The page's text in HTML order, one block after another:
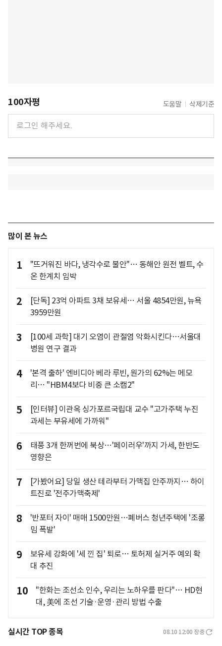
100자평 도움말 삭제기준
많이 본 뉴스
1
"뜨거워진 바다, 냉각수로 불안"… 동해안 원전 벨트, 수
온 한계치 임박
2
[단독] 23억 아파트 3채 보유세… 서울 4854만원, 뉴욕
3959만원
3
[100세 과학] 대기 오염이 관절염 악화시킨다…서울대
병원 연구 결과
4
'본격 출하' 엔비디아 베라 루빈, 원가의 62%는 메모
리… "HBM4보다 비중 큰 소캠2"
5
[인터뷰] 이관옥 싱가포르국립대 교수 "고가주택 누진
과세는 부유세에 가까워"
6
태풍 3개 한꺼번에 북상…'페이러우'까지 가세, 한반도
영향은
7
[가봤어요] 당일 생산 테라부터 가맥집 안주까지… 하이
트진로 '전주가맥축제'
8
'반포터 자이' 매매 1500만원…폐버스 청년주택에 '조롱
밈 폭발'
9
보유세 강화에 '세 낀 집' 퇴로… 토허제 실거주 예외 확
대 추진
10
"한화는 조선소 인수, 우리는 노하우를 판다"… HD현
대, 美에 조선 기술·운영·관리 방법 수출
실시간 TOP 종목 08.10 12:00 장중